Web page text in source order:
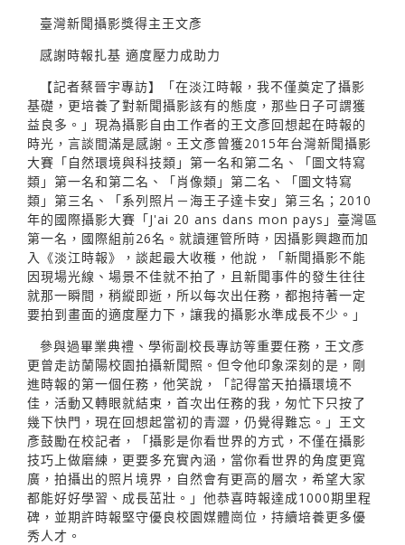
臺灣新聞攝影獎得主王文彥
感謝時報扎基 適度壓力成助力
【記者蔡晉宇專訪】「在淡江時報，我不僅奠定了攝影
基礎，更培養了對新聞攝影該有的態度，那些日子可謂獲
益良多。」現為攝影自由工作者的王文彥回想起在時報的
時光，言談間滿是感謝。王文彥曾獲2015年台灣新聞攝影
大賽「自然環境與科技類」第一名和第二名、「圖文特寫
類」第一名和第二名、「肖像類」第二名、「圖文特寫
類」第三名、「系列照片－海王子達卡安」第三名；2010
年的國際攝影大賽「J'ai 20 ans dans mon pays」臺灣區
第一名，國際組前26名。就讀運管所時，因攝影興趣而加
入《淡江時報》，談起最大收穫，他說，「新聞攝影不能
因現場光線、場景不佳就不拍了，且新聞事件的發生往往
就那一瞬間，稍縱即逝，所以每次出任務，都抱持著一定
要拍到畫面的適度壓力下，讓我的攝影水準成長不少。」
參與過畢業典禮、學術副校長專訪等重要任務，王文彥
更曾走訪蘭陽校園拍攝新聞照。但令他印象深刻的是，剛
進時報的第一個任務，他笑說，「記得當天拍攝環境不
佳，活動又轉眼就結束，首次出任務的我，匆忙下只按了
幾下快門，現在回想起當初的青澀，仍覺得難忘。」王文
彥鼓勵在校記者，「攝影是你看世界的方式，不僅在攝影
技巧上做磨練，更要多充實內涵，當你看世界的角度更寬
廣，拍攝出的照片境界，自然會有更高的層次，希望大家
都能好好學習、成長茁壯。」他恭喜時報達成1000期里程
碑，並期許時報堅守優良校園媒體崗位，持續培養更多優
秀人才。